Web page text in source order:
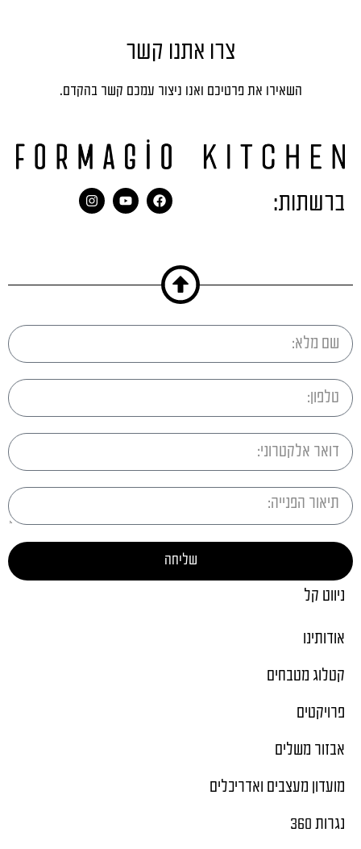
צרו אתנו קשר
השאירו את פרטיכם ואנו ניצור עמכם קשר בהקדם.
ברשתות:
שליחה
ניווט קל
אודותינו
קטלוג מטבחים
פרויקטים
אבזור משלים
מועדון מעצבים ואדריכלים
נגרות 360